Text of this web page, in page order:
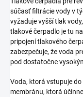
súčasť filtrácie vody v
vyžaduje vyšší tlak
tlakové čerpadlo je tu
pripojení tlakového
zabezpečuje, že voda
pod dostatočne
Voda, ktorá vstupuje
membránu, ktorá